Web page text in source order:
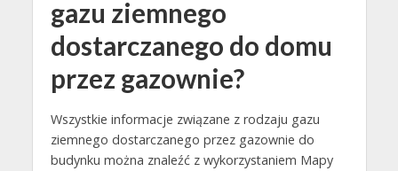
gazu ziemnego
dostarczanego do domu
przez gazownie?
Wszystkie informacje związane z rodzaju gazu
ziemnego dostarczanego przez gazownie do
budynku można znaleźć z wykorzystaniem Mapy